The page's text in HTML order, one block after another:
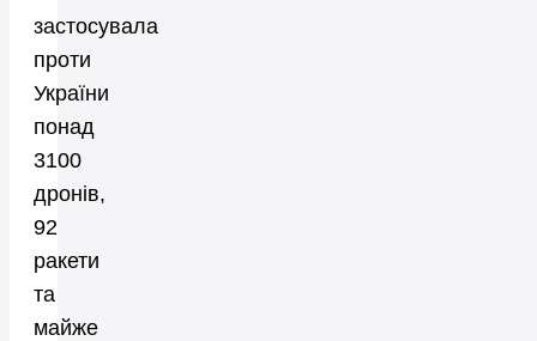
застосувала
проти
України
понад
3100
дронів,
92
ракети
та
майже